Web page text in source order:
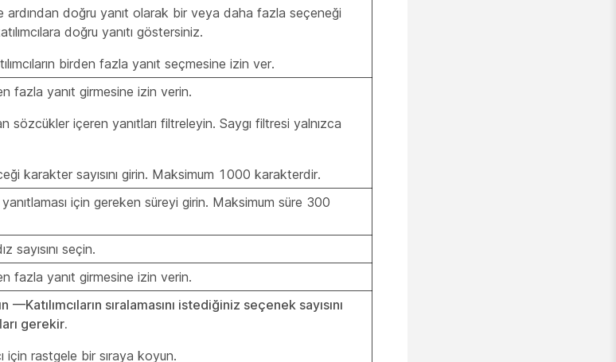
doğru yanıt olarak bir veya daha fazla seçeneği
doğru yanıtı göstersiniz.
birden fazla yanıt seçmesine izin ver.
fazla yanıt girmesine izin verin.
sözcükler içeren yanıtları filtreleyin. Saygı filtresi yalnızca
karakter sayısını girin. Maksimum 1000 karakterdir.
yanıtlaması için gereken süreyi girin. Maksimum süre 300
sayısını seçin.
fazla yanıt girmesine izin verin.
—Katılımcıların sıralamasını istediğiniz seçenek sayısını
gerekir.
için rastgele bir sıraya koyun.